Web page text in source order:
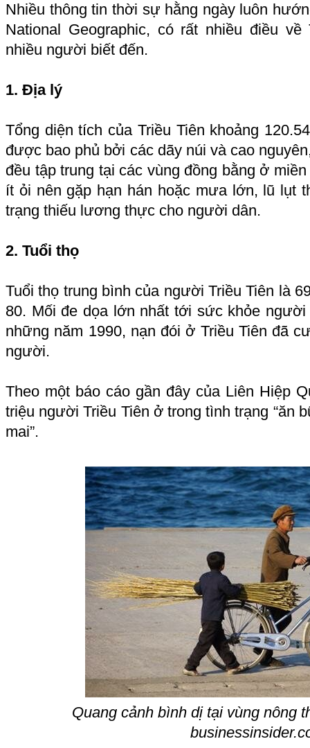
Nhiều thông tin thời sự hằng ngày luôn
National Geographic, có rất nhiều điều
nhiều người biết đến.
1. Địa lý
Tổng diện tích của Triều Tiên khoảng
được bao phủ bởi các dãy núi và cao
đều tập trung tại các vùng đồng bằng ở
ít ỏi nên gặp hạn hán hoặc mưa lớn, lũ lụt
trạng thiếu lương thực cho người dân.
2. Tuổi thọ
Tuổi thọ trung bình của người Triều Tiên là
80. Mối đe dọa lớn nhất tới sức khỏe
những năm 1990, nạn đói ở Triều Tiên đã
người.
Theo một báo cáo gần đây của Liên Hiệp
triệu người Triều Tiên ở trong tình trạng “ăn
mai”.
Quang cảnh bình dị tại vùng nông